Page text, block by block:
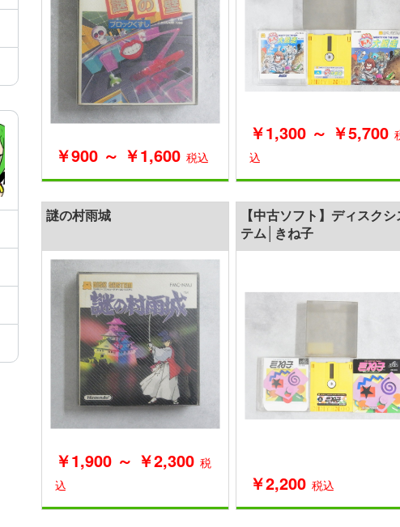
￥900 ～ ￥1,600 税込
￥1,300 ～ ￥5,700
込
謎の村雨城
￥1,900 ～ ￥2,300 税
込
【中古ソフト】ディスクシ
テム│きね子
￥2,200 税込